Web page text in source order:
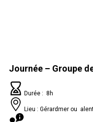
Journée – Groupe
Durée : 8h
Lieu : Gérardmer ou